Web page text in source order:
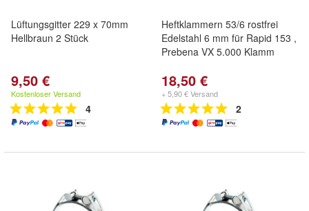
Lüftungsgitter 229 x 70mm
Hellbraun 2 Stück
9,50 €
Kostenloser Versand
4
Heftklammern 53/6 rostfrei
Edelstahl 6 mm für Rapid 153 ,
Prebena VX 5.000 Klamm
18,50 €
+ 5,90 € Versand
2